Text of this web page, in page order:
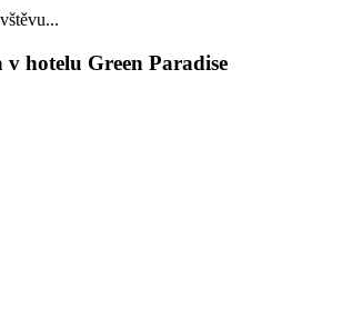
v hotelu Green Paradise